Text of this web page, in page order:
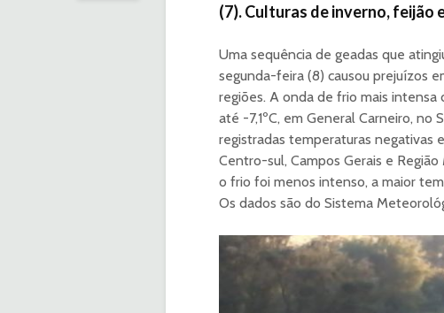
(7). Culturas de inverno,
Uma sequência de geadas que
segunda-feira (8) causou prejuízos
regiões. A onda de frio mais intensa
até -7,1ºC, em General Carneiro, no
registradas temperaturas negativas
Centro-sul, Campos Gerais e
o frio foi menos intenso, a maior
Os dados são do Sistema